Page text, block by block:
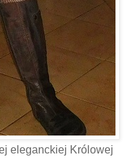
eleganckiej Królowej